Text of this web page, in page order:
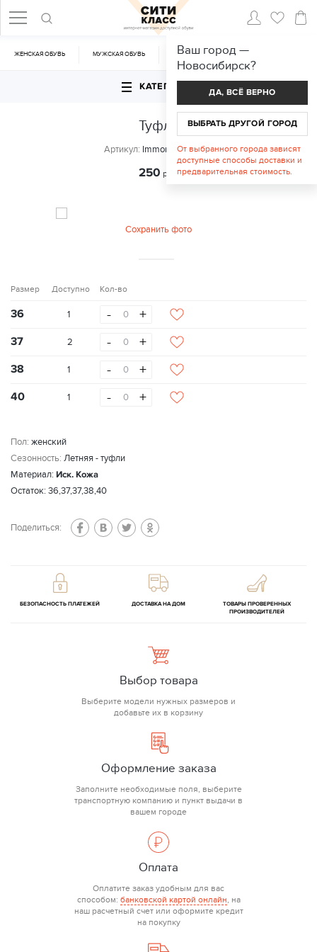
ЖЕНСКАЯ ОБУВЬ МУЖСКАЯ ОБУВЬ CУМКИ
КАТЕГОРИИ
Туфли
Артикул: Immortele 928-1-1
250 руб.
Сохранить фото
Размер Доступно Кол-во
36 1 - +
37 2 - +
38 1 - +
40 1 - +
Пол: женский
Сезонность: Летняя - туфли
Материал: Иск. Кожа
Остаток: 36,37,37,38,40
Поделиться:
БЕЗОПАСНОСТЬ ПЛАТЕЖЕЙ ДОСТАВКА НА ДОМ
ТОВАРЫ ПРОВЕРЕННЫХ
ПРОИЗВОДИТЕЛЕЙ
Выбор товара
Выберите модели нужных размеров и
добавьте их в корзину
Оформление заказа
Заполните необходимые поля, выберите
транспортную компанию и пункт выдачи в
вашем городе
Оплата
Оплатите заказ удобным для вас
способом: банковской картой онлайн , на
наш расчетный счет или оформите кредит
на покупку
Ваш город —
Новосибирск?
ДА, ВСЁ ВЕРНО
ВЫБРАТЬ ДРУГОЙ ГОРОД
От выбранного города зависят
доступные способы доставки и
предварительная стоимость.